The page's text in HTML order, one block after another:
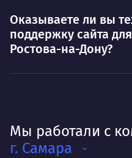
Оказываете ли вы
поддержку сайта
Ростова-на-Дону?
Мы работали с
г. Самара